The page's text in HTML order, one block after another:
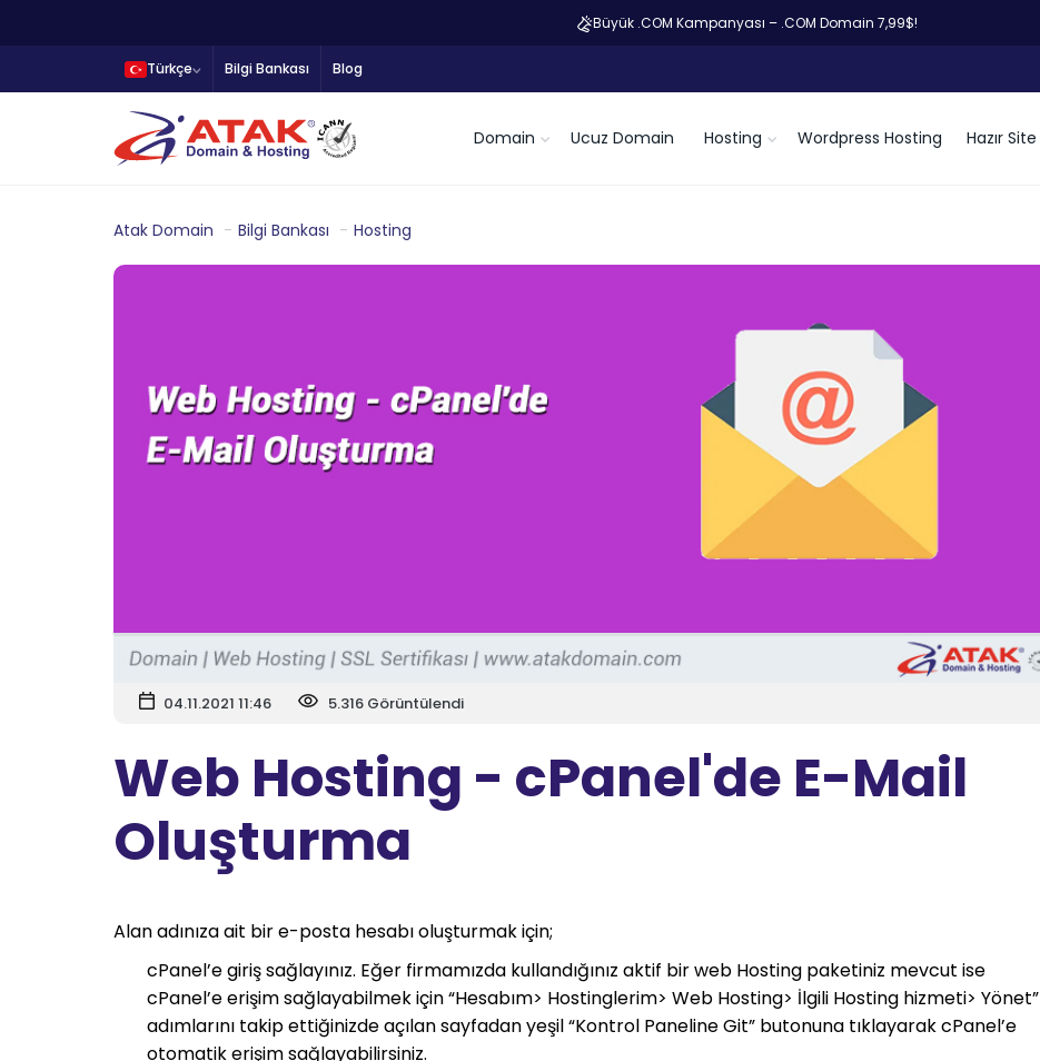
Büyük .COM Kampanyası – .COM Domain 7,99$!
Türkçe Bilgi Bankası Blog
Domain Ucuz Domain Hosting Wordpress Hosting Hazır Site
Atak Domain Bilgi Bankası Hosting
04.11.2021 11:46 5.316 Görüntülendi
Web Hosting - cPanel'de E-Mail
Oluşturma
Alan adınıza ait bir e-posta hesabı oluşturmak için;
cPanel’e giriş sağlayınız. Eğer firmamızda kullandığınız aktif bir web Hosting paketiniz mevcut ise
cPanel’e erişim sağlayabilmek için “Hesabım> Hostinglerim> Web Hosting> İlgili Hosting hizmeti> Yönet”
adımlarını takip ettiğinizde açılan sayfadan yeşil “Kontrol Paneline Git” butonuna tıklayarak cPanel’e
otomatik erişim sağlayabilirsiniz.